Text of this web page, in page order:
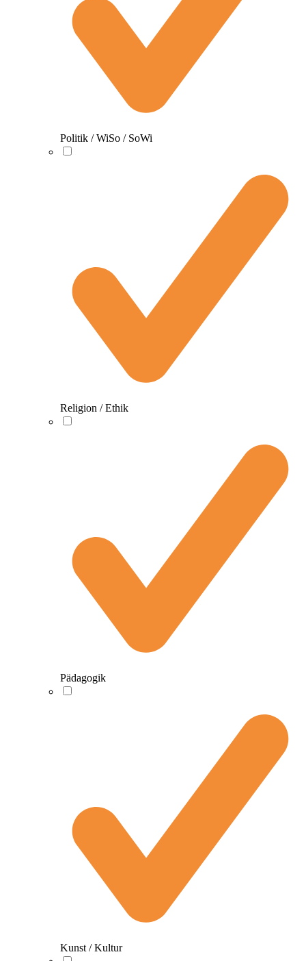
Politik / WiSo / SoWi
Religion / Ethik
Pädagogik
Kunst / Kultur